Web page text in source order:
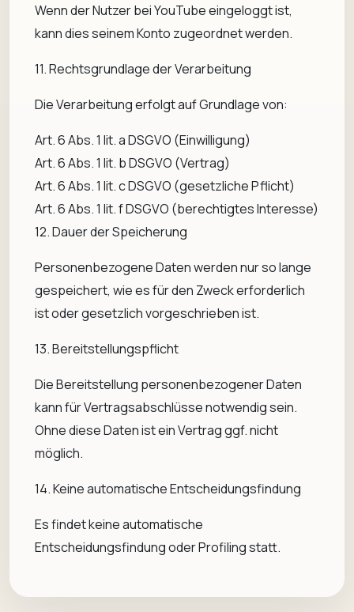
Wenn der Nutzer bei YouTube eingeloggt ist,
kann dies seinem Konto zugeordnet werden.
11. Rechtsgrundlage der Verarbeitung
Die Verarbeitung erfolgt auf Grundlage von:
Art. 6 Abs. 1 lit. a DSGVO (Einwilligung)
Art. 6 Abs. 1 lit. b DSGVO (Vertrag)
Art. 6 Abs. 1 lit. c DSGVO (gesetzliche Pflicht)
Art. 6 Abs. 1 lit. f DSGVO (berechtigtes Interesse)
12. Dauer der Speicherung
Personenbezogene Daten werden nur so lange
gespeichert, wie es für den Zweck erforderlich
ist oder gesetzlich vorgeschrieben ist.
13. Bereitstellungspflicht
Die Bereitstellung personenbezogener Daten
kann für Vertragsabschlüsse notwendig sein.
Ohne diese Daten ist ein Vertrag ggf. nicht
möglich.
14. Keine automatische Entscheidungsfindung
Es findet keine automatische
Entscheidungsfindung oder Profiling statt.